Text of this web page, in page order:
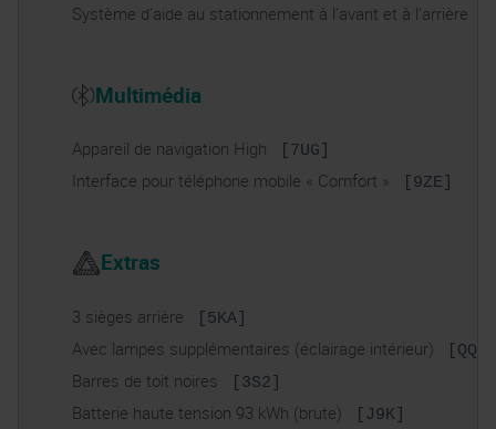
Système d’aide au stationnement à l’avant et à l’arrière
Multimédia
Appareil de navigation High [7UG]
Interface pour téléphone mobile « Comfort » [9ZE]
Extras
3 sièges arrière [5KA]
Avec lampes supplémentaires (éclairage intérieur) [QQ1]
Barres de toit noires [3S2]
Batterie haute tension 93 kWh (brute) [J9K]